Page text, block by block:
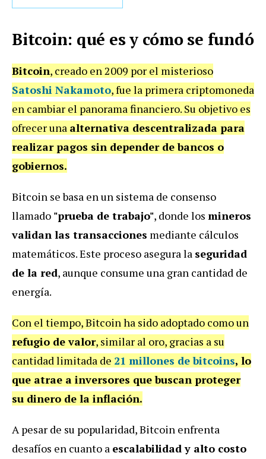
Bitcoin: qué es y cómo se fundó
Bitcoin, creado en 2009 por el misterioso
Satoshi Nakamoto, fue la primera criptomoneda
en cambiar el panorama financiero. Su objetivo es
ofrecer una alternativa descentralizada para
realizar pagos sin depender de bancos o
gobiernos.
Bitcoin se basa en un sistema de consenso
llamado "prueba de trabajo", donde los mineros
validan las transacciones mediante cálculos
matemáticos. Este proceso asegura la seguridad
de la red, aunque consume una gran cantidad de
energía.
Con el tiempo, Bitcoin ha sido adoptado como un
refugio de valor, similar al oro, gracias a su
cantidad limitada de 21 millones de bitcoins, lo
que atrae a inversores que buscan proteger
su dinero de la inflación.
A pesar de su popularidad, Bitcoin enfrenta
desafíos en cuanto a escalabilidad y alto costo